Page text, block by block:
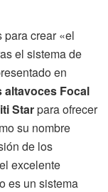
para crear «el
el sistema de
en
Focal
Starpara ofrecer
su nombre
de los
excelente
es un sistema